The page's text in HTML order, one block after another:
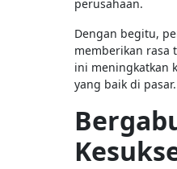
perusahaan.
Dengan begitu,
memberikan rasa
ini meningkatkan
yang baik di pasar.